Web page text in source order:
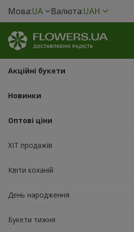
Мова:UA Валюта:UAH
Акційні букети
Новинки
Оптові ціни
ХІТ продажів
Квіти коханій
День народження
Букети тижня